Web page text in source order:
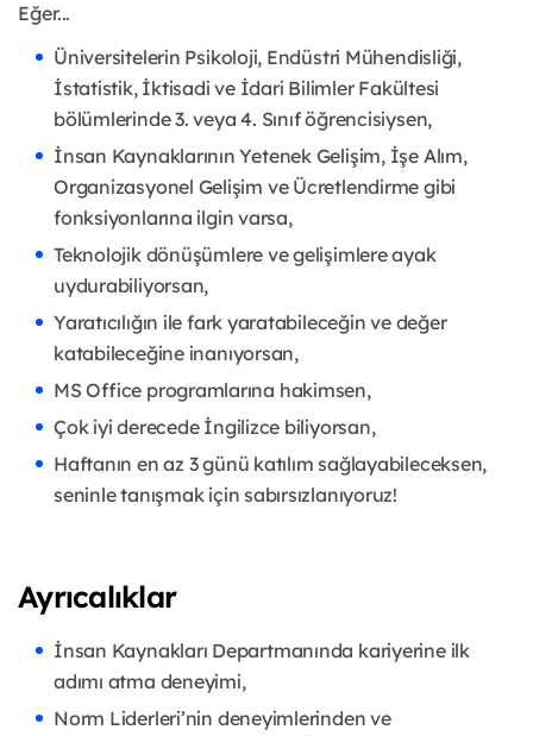
Eğer...
Üniversitelerin Psikoloji, Endüstri Mühendisliği,
İstatistik, İktisadi ve İdari Bilimler Fakültesi
bölümlerinde 3. veya 4. Sınıf öğrencisiysen,
İnsan Kaynaklarının Yetenek Gelişim, İşe Alım,
Organizasyonel Gelişim ve Ücretlendirme gibi
fonksiyonlarına ilgin varsa,
Teknolojik dönüşümlere ve gelişimlere ayak
uydurabiliyorsan,
Yaratıcılığın ile fark yaratabileceğin ve değer
katabileceğine inanıyorsan,
MS Office programlarına hakimsen,
Çok iyi derecede İngilizce biliyorsan,
Haftanın en az 3 günü katılım sağlayabileceksen,
seninle tanışmak için sabırsızlanıyoruz!
Ayrıcalıklar
İnsan Kaynakları Departmanında kariyerine ilk
adımı atma deneyimi,
Norm Liderleri’nin deneyimlerinden ve